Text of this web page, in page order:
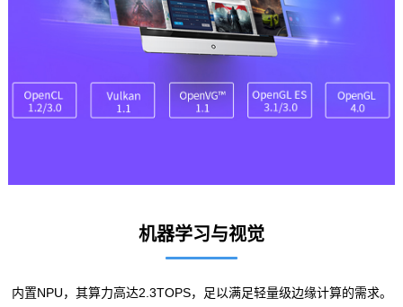
机器学习与视觉
内置NPU，其算力高达2.3TOPS，足以满足轻量级边缘计算的需求。